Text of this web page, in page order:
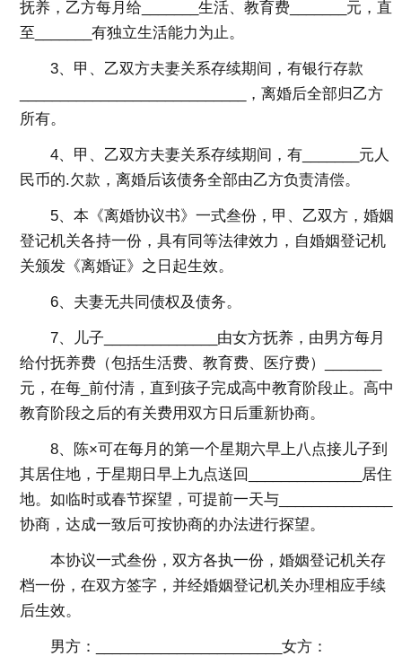
抚养，乙方每月给_______生活、教育费_______元，直
至_______有独立生活能力为止。
3、甲、乙双方夫妻关系存续期间，有银行存款
____________________________，离婚后全部归乙方
所有。
4、甲、乙双方夫妻关系存续期间，有_______元人
民币的.欠款，离婚后该债务全部由乙方负责清偿。
5、本《离婚协议书》一式叁份，甲、乙双方，婚姻
登记机关各持一份，具有同等法律效力，自婚姻登记机
关颁发《离婚证》之日起生效。
6、夫妻无共同债权及债务。
7、儿子______________由女方抚养，由男方每月
给付抚养费（包括生活费、教育费、医疗费）_______
元，在每_前付清，直到孩子完成高中教育阶段止。高中
教育阶段之后的有关费用双方日后重新协商。
8、陈×可在每月的第一个星期六早上八点接儿子到
其居住地，于星期日早上九点送回______________居住
地。如临时或春节探望，可提前一天与______________
协商，达成一致后可按协商的办法进行探望。
本协议一式叁份，双方各执一份，婚姻登记机关存
档一份，在双方签字，并经婚姻登记机关办理相应手续
后生效。
男方：_______________________女方：